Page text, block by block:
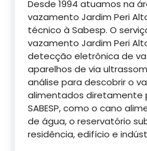
Desde 1994 atuamos na
vazamento Jardim Peri
técnico à Sabesp. O
vazamento Jardim Peri
detecção eletrônica de
aparelhos de via
análise para descobrir o
alimentados diretamente
SABESP, como o cano
de água, o reservatório
residência, edifício e